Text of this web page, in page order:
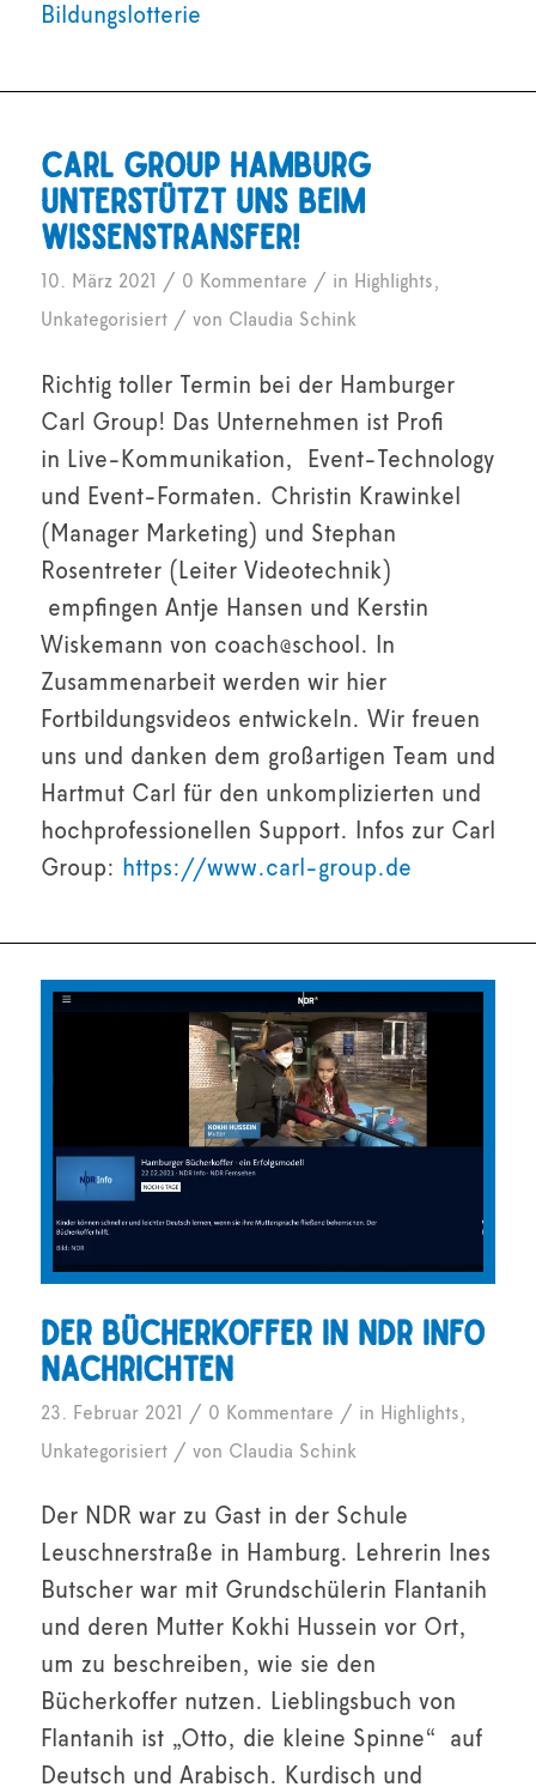
Bildungslotterie
Carl Group Hamburg
unterstützt uns beim
Wissenstransfer!
10. März 2021 / 0 Kommentare / in Highlights,
Unkategorisiert / von Claudia Schink
Richtig toller Termin bei der Hamburger
Carl Group! Das Unternehmen ist Profi
in Live-Kommunikation, Event-Technology
und Event-Formaten. Christin Krawinkel
(Manager Marketing) und Stephan
Rosentreter (Leiter Videotechnik)
empfingen Antje Hansen und Kerstin
Wiskemann von coach@school. In
Zusammenarbeit werden wir hier
Fortbildungsvideos entwickeln. Wir freuen
uns und danken dem großartigen Team und
Hartmut Carl für den unkomplizierten und
hochprofessionellen Support. Infos zur Carl
Group: https://www.carl-group.de
Der Bücherkoffer in NDR Info
Nachrichten
23. Februar 2021 / 0 Kommentare / in Highlights,
Unkategorisiert / von Claudia Schink
Der NDR war zu Gast in der Schule
Leuschnerstraße in Hamburg. Lehrerin Ines
Butscher war mit Grundschülerin Flantanih
und deren Mutter Kokhi Hussein vor Ort,
um zu beschreiben, wie sie den
Bücherkoffer nutzen. Lieblingsbuch von
Flantanih ist „Otto, die kleine Spinne“ auf
Deutsch und Arabisch. Kurdisch und